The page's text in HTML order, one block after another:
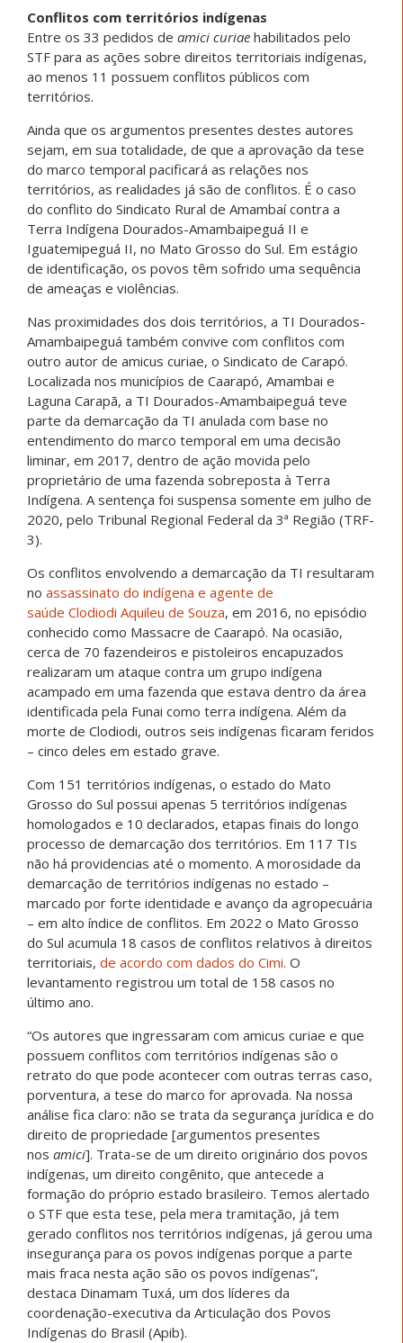
Conflitos com territórios indígenas
Entre os 33 pedidos de amici curiae habilitados pelo
STF para as ações sobre direitos territoriais indígenas,
ao menos 11 possuem conflitos públicos com
territórios.
Ainda que os argumentos presentes destes autores
sejam, em sua totalidade, de que a aprovação da tese
do marco temporal pacificará as relações nos
territórios, as realidades já são de conflitos. É o caso
do conflito do Sindicato Rural de Amambaí contra a
Terra Indígena Dourados-Amambaipeguá II e
Iguatemipeguá II, no Mato Grosso do Sul. Em estágio
de identificação, os povos têm sofrido uma sequência
de ameaças e violências.
Nas proximidades dos dois territórios, a TI Dourados-
Amambaipeguá também convive com conflitos com
outro autor de amicus curiae, o Sindicato de Carapó.
Localizada nos municípios de Caarapó, Amambai e
Laguna Carapã, a TI Dourados-Amambaipeguá teve
parte da demarcação da TI anulada com base no
entendimento do marco temporal em uma decisão
liminar, em 2017, dentro de ação movida pelo
proprietário de uma fazenda sobreposta à Terra
Indígena. A sentença foi suspensa somente em julho de
2020, pelo Tribunal Regional Federal da 3ª Região (TRF-
3).
Os conflitos envolvendo a demarcação da TI resultaram
no assassinato do indígena e agente de
saúde Clodiodi Aquileu de Souza, em 2016, no episódio
conhecido como Massacre de Caarapó. Na ocasião,
cerca de 70 fazendeiros e pistoleiros encapuzados
realizaram um ataque contra um grupo indígena
acampado em uma fazenda que estava dentro da área
identificada pela Funai como terra indígena. Além da
morte de Clodiodi, outros seis indígenas ficaram feridos
– cinco deles em estado grave.
Com 151 territórios indígenas, o estado do Mato
Grosso do Sul possui apenas 5 territórios indígenas
homologados e 10 declarados, etapas finais do longo
processo de demarcação dos territórios. Em 117 TIs
não há providencias até o momento. A morosidade da
demarcação de territórios indígenas no estado –
marcado por forte identidade e avanço da agropecuária
– em alto índice de conflitos. Em 2022 o Mato Grosso
do Sul acumula 18 casos de conflitos relativos à direitos
territoriais, de acordo com dados do Cimi. O
levantamento registrou um total de 158 casos no
último ano.
“Os autores que ingressaram com amicus curiae e que
possuem conflitos com territórios indígenas são o
retrato do que pode acontecer com outras terras caso,
porventura, a tese do marco for aprovada. Na nossa
análise fica claro: não se trata da segurança jurídica e do
direito de propriedade [argumentos presentes
nos amici]. Trata-se de um direito originário dos povos
indígenas, um direito congênito, que antecede a
formação do próprio estado brasileiro. Temos alertado
o STF que esta tese, pela mera tramitação, já tem
gerado conflitos nos territórios indígenas, já gerou uma
insegurança para os povos indígenas porque a parte
mais fraca nesta ação são os povos indígenas”,
destaca Dinamam Tuxá, um dos líderes da
coordenação-executiva da Articulação dos Povos
Indígenas do Brasil (Apib).